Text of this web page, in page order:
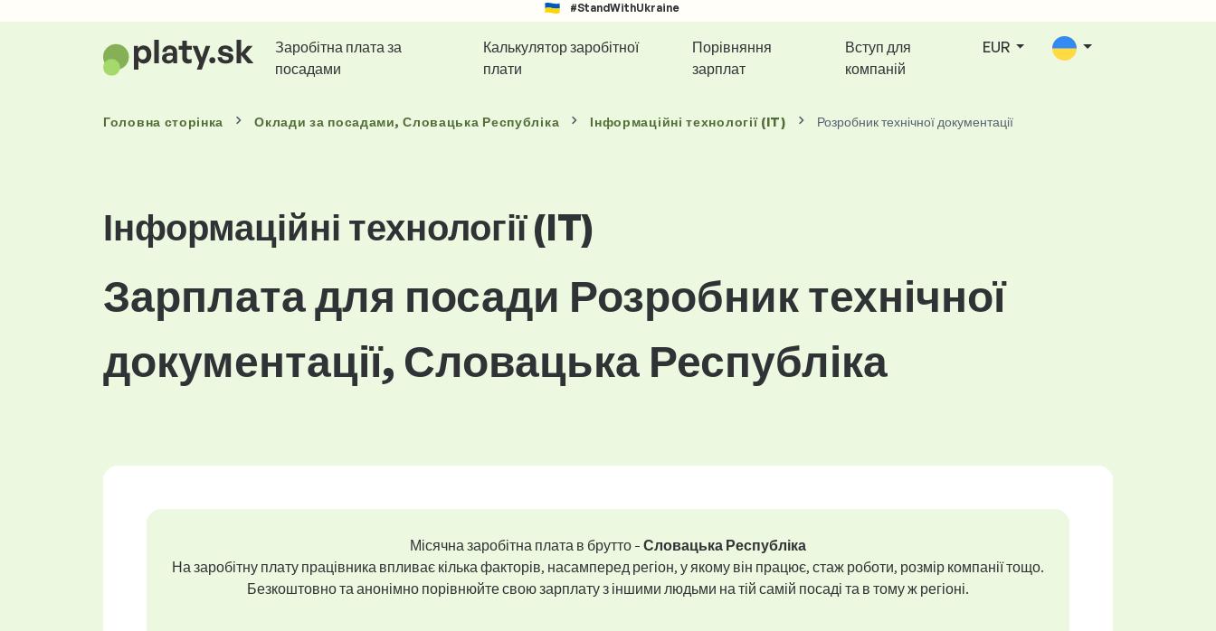
#StandWithUkraine
Заробітна плата за
посадами
Калькулятор заробітної
плати
Порівняння
зарплат
Вступ для
компаній
EUR
Головна сторінка Окладиза посадами, Словацька Республіка Інформаційні технології (IT) Розробник технічної документації
Інформаційні технології (IT)
Зарплата для посади Розробник технічної
документації, Словацька Республіка
Місячна заробітна плата в брутто - Словацька Республіка
На заробітну плату працівника впливає кілька факторів, насамперед регіон, у якому він працює, стаж роботи, розмір компанії тощо.
Безкоштовно та анонімно порівнюйте свою зарплату з іншими людьми на тій самій посаді та в тому ж регіоні.